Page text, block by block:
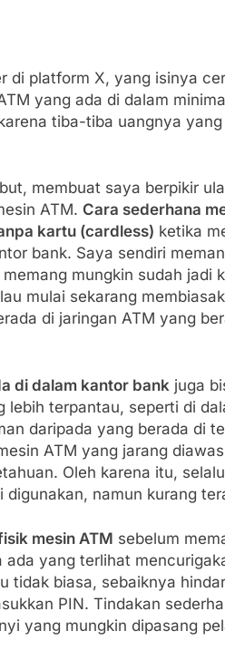
di platform X, yang isinya
yang ada di dalam
tiba-tiba uangnya
membuat saya berpikir
ATM. Cara sederhana
kartu (cardless) ketika
bank. Saya sendiri
mungkin sudah jadi
mulai sekarang
di jaringan ATM yang
di dalam kantor bank juga
terpantau, seperti di
daripada yang berada di
ATM yang jarang
Oleh karena itu,
namun kurang
mesin ATM sebelum
yang terlihat
tidak biasa, sebaiknya
PIN. Tindakan
yang mungkin dipasang